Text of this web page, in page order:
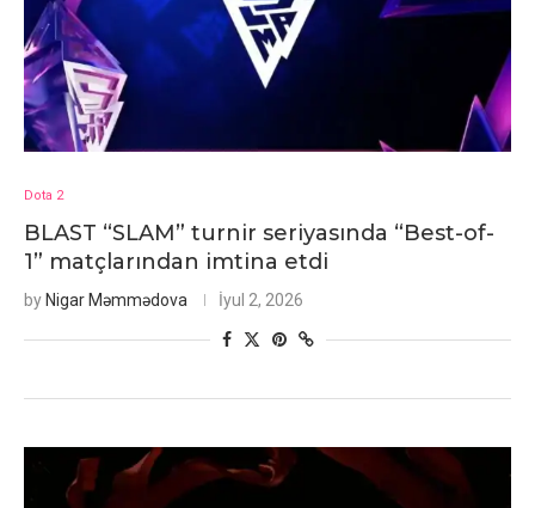
Dota 2
BLAST “SLAM” turnir seriyasında “Best-of-
1” matçlarından imtina etdi
by Nigar Məmmədova İyul 2, 2026